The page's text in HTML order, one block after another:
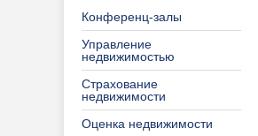
Конференц-залы
Управление
недвижимостью
Страхование
недвижимости
Оценка недвижимости